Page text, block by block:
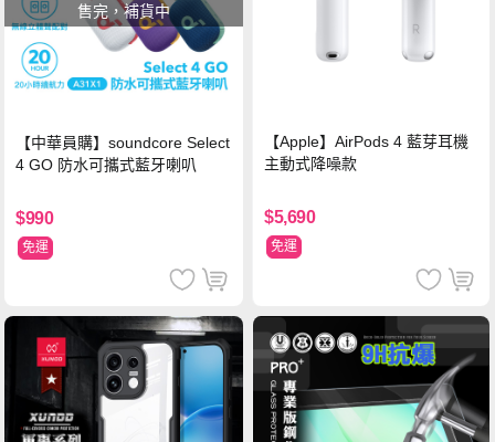
售完，補貨中
【中華員購】soundcore Select
4 GO 防水可攜式藍牙喇叭
$990
免運
【Apple】AirPods 4 藍芽耳機
主動式降噪款
$5,690
免運